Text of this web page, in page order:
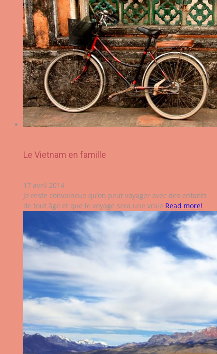
Le Vietnam en famille
17 avril 2014
Je reste convaincue qu’on peut voyager avec des enfants
de tout âge et que le voyage sera une vraie Read more!